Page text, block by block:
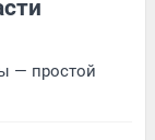
— простой